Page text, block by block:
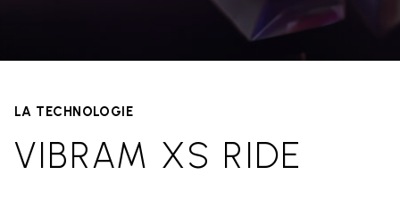
LA TECHNOLOGIE
VIBRAM XS RIDE